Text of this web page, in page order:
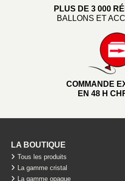
PLUS DE 3 000
BALLONS ET
COMMANDE
EN 48 H
LA BOUTIQUE
Tous les produits
La gamme cristal
La gamme opaque